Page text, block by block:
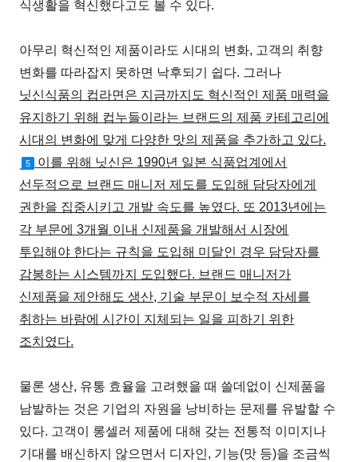
식생활을 혁신했다고도 볼 수 있다.
아무리 혁신적인 제품이라도 시대의 변화, 고객의 취향
변화를 따라잡지 못하면 낙후되기 쉽다. 그러나
닛신식품의 컵라면은 지금까지도 혁신적인 제품 매력을
유지하기 위해 컵누들이라는 브랜드의 제품 카테고리에
시대의 변화에 맞게 다양한 맛의 제품을 추가하고 있다.
5
이를 위해 닛신은 1990년 일본 식품업계에서
선두적으로 브랜드 매니저 제도를 도입해 담당자에게
권한을 집중시키고 개발 속도를 높였다. 또 2013년에는
각 부문에 3개월 이내 신제품을 개발해서 시장에
투입해야 한다는 규칙을 도입해 미달인 경우 담당자를
감봉하는 시스템까지 도입했다. 브랜드 매니저가
신제품을 제안해도 생산, 기술 부문이 보수적 자세를
취하는 바람에 시간이 지체되는 일을 피하기 위한
조치였다.
물론 생산, 유통 효율을 고려했을 때 쓸데없이 신제품을
남발하는 것은 기업의 자원을 낭비하는 문제를 유발할 수
있다. 고객이 롱셀러 제품에 대해 갖는 전통적 이미지나
기대를 배신하지 않으면서 디자인, 기능(맛 등)을 조금씩